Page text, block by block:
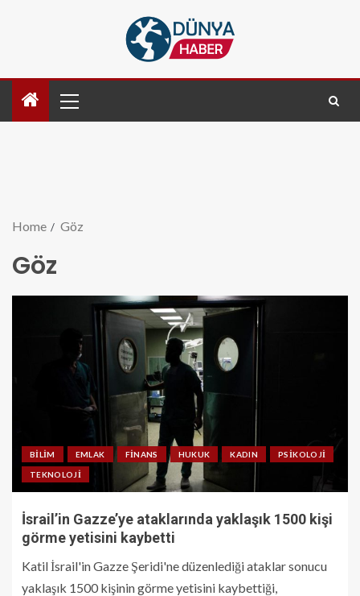
Home Göz
Göz
BILIM EMLAK FINANS HUKUK KADIN PSIKOLOJI
TEKNOLOJI
İsrail’in Gazze’ye ataklarında yaklaşık 1500 kişi
görme yetisini kaybetti
Katil İsrail'in Gazze Şeridi'ne düzenlediği ataklar sonucu
yaklaşık 1500 kişinin görme yetisini kaybettiği,